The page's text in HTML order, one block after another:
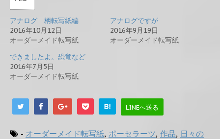
アナログ 柄転写紙編
2016年10月12日
オーダーメイド転写紙
アナログですが
2016年9月19日
オーダーメイド転写紙
できましたよ。恐竜など
2016年7月5日
オーダーメイド転写紙
B! LINEへ送る
- オーダーメイド転写紙, ポーセラーツ, 作品, 日々の